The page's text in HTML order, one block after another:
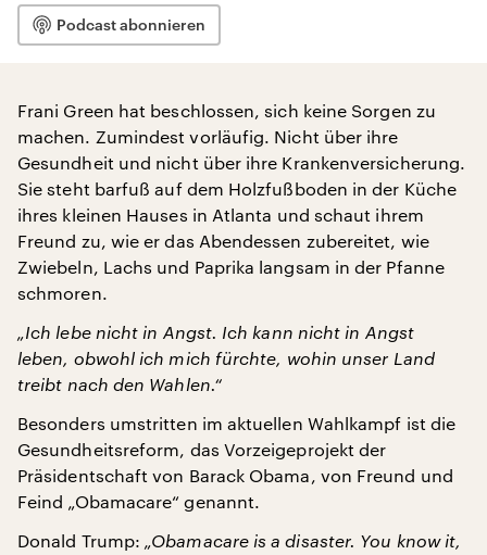
Podcast abonnieren
Frani Green hat beschlossen, sich keine Sorgen zu
machen. Zumindest vorläufig. Nicht über ihre
Gesundheit und nicht über ihre Krankenversicherung.
Sie steht barfuß auf dem Holzfußboden in der Küche
ihres kleinen Hauses in Atlanta und schaut ihrem
Freund zu, wie er das Abendessen zubereitet, wie
Zwiebeln, Lachs und Paprika langsam in der Pfanne
schmoren.
„Ich lebe nicht in Angst. Ich kann nicht in Angst
leben, obwohl ich mich fürchte, wohin unser Land
treibt nach den Wahlen.“
Besonders umstritten im aktuellen Wahlkampf ist die
Gesundheitsreform, das Vorzeigeprojekt der
Präsidentschaft von Barack Obama, von Freund und
Feind „Obamacare“ genannt.
Donald Trump: „Obamacare is a disaster. You know it,